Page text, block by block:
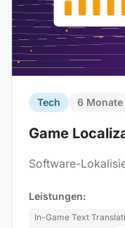
Tech 6 Monate
Game
Software-
Leistungen:
In-Game Text